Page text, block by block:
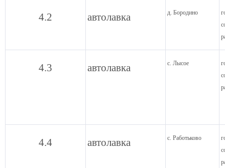
4.2 автолавка д. Бородино
4.3 автолавка с. Лысое
4.4 автолавка с. Работьково